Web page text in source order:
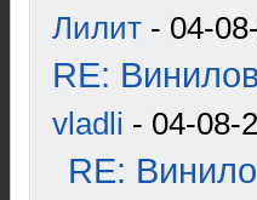
Лилит - 04-
RE:
vladli - 04-08-
RE: